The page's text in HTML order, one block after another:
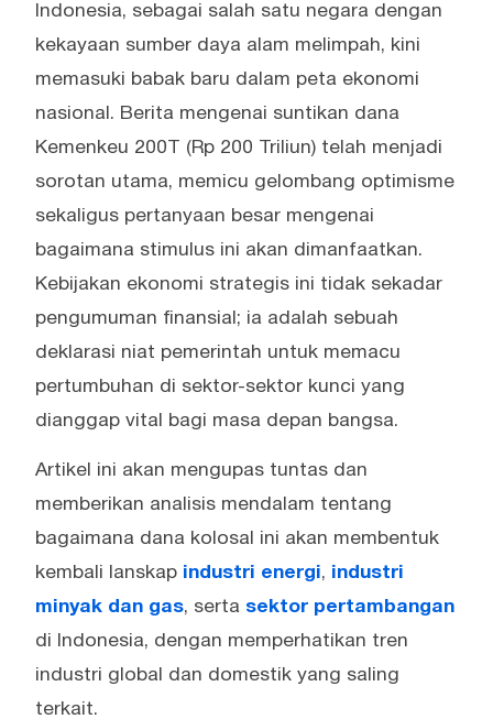
Indonesia, sebagai salah satu negara dengan
kekayaan sumber daya alam melimpah, kini
memasuki babak baru dalam peta ekonomi
nasional. Berita mengenai suntikan dana
Kemenkeu 200T (Rp 200 Triliun) telah menjadi
sorotan utama, memicu gelombang optimisme
sekaligus pertanyaan besar mengenai
bagaimana stimulus ini akan dimanfaatkan.
Kebijakan ekonomi strategis ini tidak sekadar
pengumuman finansial; ia adalah sebuah
deklarasi niat pemerintah untuk memacu
pertumbuhan di sektor-sektor kunci yang
dianggap vital bagi masa depan bangsa.
Artikel ini akan mengupas tuntas dan
memberikan analisis mendalam tentang
bagaimana dana kolosal ini akan membentuk
kembali lanskap industri energi, industri
minyak dan gas, serta sektor pertambangan
di Indonesia, dengan memperhatikan tren
industri global dan domestik yang saling
terkait.